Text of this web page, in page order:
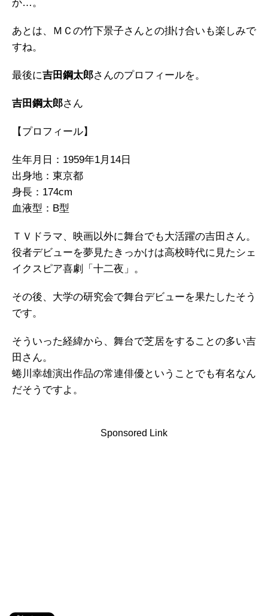
か…。
あとは、ＭＣの竹下景子さんとの掛け合いも楽しみで
すね。
最後に吉田鋼太郎さんのプロフィールを。
吉田鋼太郎さん
【プロフィール】
生年月日：1959年1月14日
出身地：東京都
身長：174cm
血液型：B型
ＴＶドラマ、映画以外に舞台でも大活躍の吉田さん。
役者デビューを夢見たきっかけは高校時代に見たシェ
イクスピア喜劇「十二夜」。
その後、大学の研究会で舞台デビューを果たしたそう
です。
そういった経緯から、舞台で芝居をすることの多い吉
田さん。
蜷川幸雄演出作品の常連俳優ということでも有名なん
だそうですよ。
Sponsored Link